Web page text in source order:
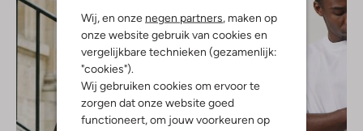
Wij, en onze negen partners , maken op
onze website gebruik van cookies en
vergelijkbare technieken (gezamenlijk:
"cookies").
Wij gebruiken cookies om ervoor te
zorgen dat onze website goed
functioneert, om jouw voorkeuren op